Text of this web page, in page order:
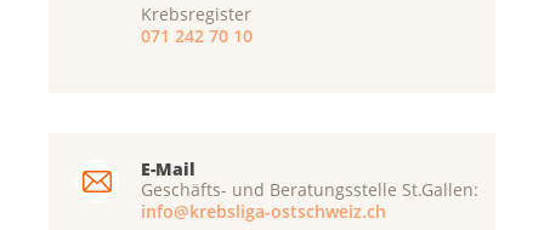
Krebsregister
071 242 70 10
E-Mail
Geschäfts- und Beratungsstelle St.Gallen:
info@krebsliga-ostschweiz.ch